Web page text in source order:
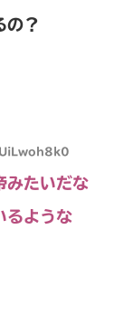
の？
みたいだな
るような